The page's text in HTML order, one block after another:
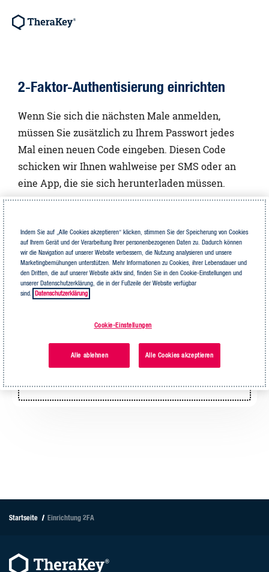
2-Faktor-Authentisierung einrichten
Wenn Sie sich die nächsten Male anmelden,
müssen Sie zusätzlich zu Ihrem Passwort jedes
Mal einen neuen Code eingeben. Diesen Code
schicken wir Ihnen wahlweise per SMS oder an
eine App, die sie sich herunterladen müssen.
Code per App erhalten
Der Sicherheitscode wird in einer App auf dem Smartphone
generiert
App wählen
Einstellung können Sie jederzeit in Ihrem
Startseite Einrichtung 2FA
Indem Sie auf „Alle Cookies akzeptieren“ klicken, stimmen Sie der Speicherung von Cookies
auf Ihrem Gerät und der Verarbeitung Ihrer personenbezogenen Daten zu. Dadurch können
wir die Navigation auf unserer Website verbessern, die Nutzung analysieren und unsere
Marketingbemühungen unterstützen. Mehr Informationen zu Cookies, ihrer Lebensdauer und
den Dritten, die auf unserer Website aktiv sind, finden Sie in den Cookie-Einstellungen und
unserer Datenschutzerklärung, die in der Fußzeile der Website verfügbar
sind.
Datenschutzerklärung
Cookie-Einstellungen
Alle ablehnen Alle Cookies akzeptieren